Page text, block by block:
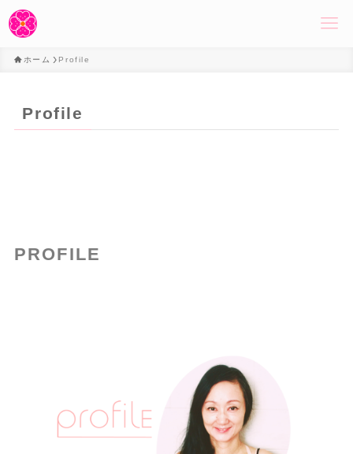
ホーム Profile
Profile
PROFILE